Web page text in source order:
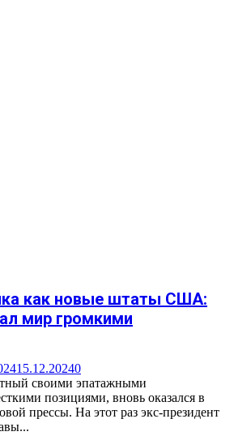
как новые штаты США:
мир громкими
15.12.20240
своими эпатажными
позициями, вновь оказался в
прессы. На этот раз экс-президент